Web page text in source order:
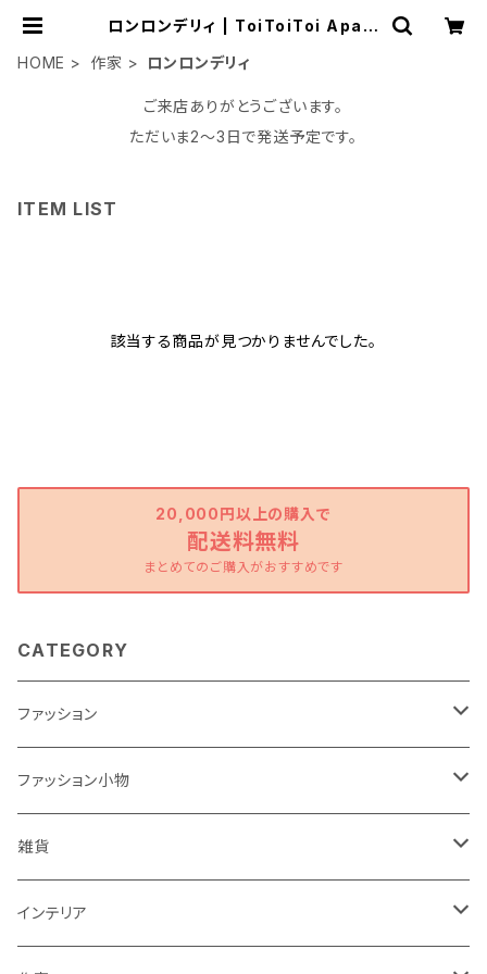
ロンロンデリィ | ToiToiToi Apart
HOME
作家 ロンロンデリィ
ご来店ありがとうございます。
ただいま2〜3日で発送予定です。
ITEM LIST
該当する商品が見つかりませんでした。
20,000円以上の購入で
配送料無料
まとめてのご購入がおすすめです
CATEGORY
ファッション
ワンピース
トップス
パンツ
ファッション小物
バッグ
ポーチ
雑貨
バスケット
インテリア